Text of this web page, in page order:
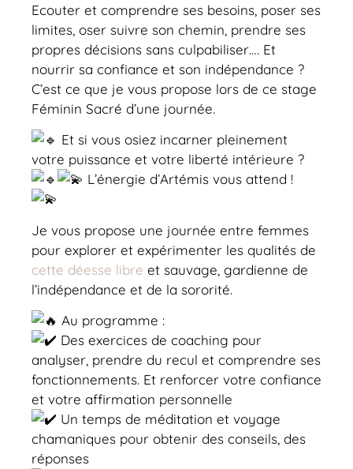
Ecouter et comprendre ses besoins, poser ses
limites, oser suivre son chemin, prendre ses
propres décisions sans culpabiliser…. Et
nourrir sa confiance et son indépendance ?
C’est ce que je vous propose lors de ce stage
Féminin Sacré d’une journée.
Et si vous osiez incarner pleinement
votre puissance et votre liberté intérieure ?
L’énergie d’Artémis vous attend !
Je vous propose une journée entre femmes
pour explorer et expérimenter les qualités de
cette déesse libre et sauvage, gardienne de
l’indépendance et de la sororité.
Au programme :
Des exercices de coaching pour
analyser, prendre du recul et comprendre ses
fonctionnements. Et renforcer votre confiance
et votre affirmation personnelle
Un temps de méditation et voyage
chamaniques pour obtenir des conseils, des
réponses